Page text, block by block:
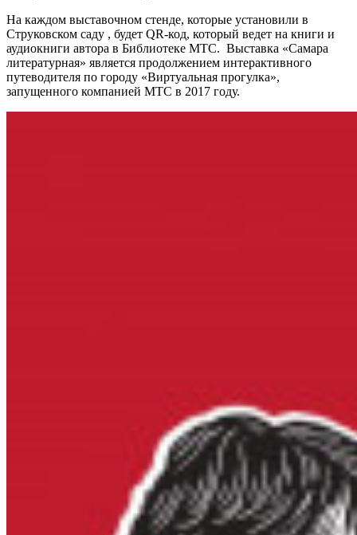
На каждом выставочном стенде, которые установили в
Струковском саду , будет QR-код, который ведет на книги и
аудиокниги автора в Библиотеке МТС. Выставка «Самара
литературная» является продолжением интерактивного
путеводителя по городу «Виртуальная прогулка»,
запущенного компанией МТС в 2017 году.